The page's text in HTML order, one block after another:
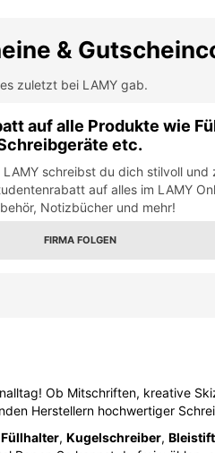
&
zuletzt bei LAMY gab.
auf alle Produkte wie
etc.
schreibst du dich stilvoll und
auf alles im LAMY
Notizbücher und mehr!
FIRMA FOLGEN
Ob Mitschriften, kreative
Herstellern hochwertiger
Füllhalter, Kugelschreiber, Bleistift